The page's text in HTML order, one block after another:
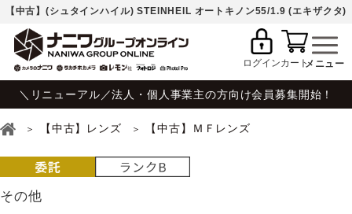
【中古】(シュタインハイル) STEINHEIL オートキノン55/1.9 (エキザクタ)
ログインカート
＼リニューアル／法人・個人事業主の方向け会員募集開始！
【中古】レンズ 【中古】ＭＦレンズ
その他